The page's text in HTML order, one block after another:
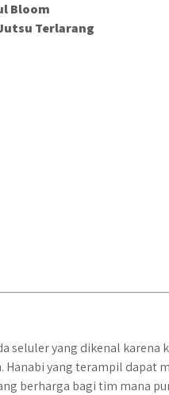
Bloom
Terlarang
seluler yang dikenal karena
yang terampil dapat
berharga bagi tim mana